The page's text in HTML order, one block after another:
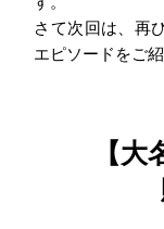
さて次回は、再
エピソードをご
【